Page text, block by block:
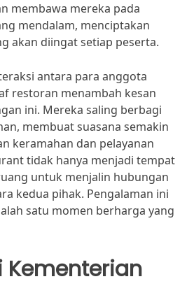
membawa mereka pada
mendalam, menciptakan
akan diingat setiap peserta.
antara para anggota
restoran menambah kesan
ini. Mereka saling berbagi
membuat suasana semakin
keramahan dan pelayanan
tidak hanya menjadi tempat
untuk menjalin hubungan
kedua pihak. Pengalaman ini
satu momen berharga yang
Kementerian